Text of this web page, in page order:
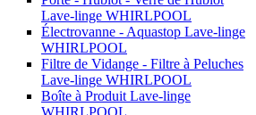
Lave-linge WHIRLPOOL
Électrovanne - Aquastop Lave-linge
WHIRLPOOL
Filtre de Vidange - Filtre à Peluches
Lave-linge WHIRLPOOL
Boîte à Produit Lave-linge
WHIRLPOOL